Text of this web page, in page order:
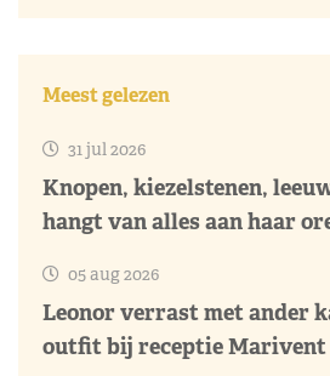
Meest gelezen
31 jul 2026
Knopen, kiezelstenen,
hangt van alles aan haar
05 aug 2026
Leonor verrast met ander
outfit bij receptie Marivent